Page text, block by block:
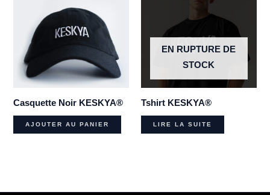
Casquette Noir KESKYA®
AJOUTER AU PANIER
EN RUPTURE DE
STOCK
Tshirt KESKYA®
LIRE LA SUITE